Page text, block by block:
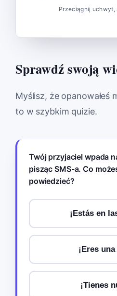
cosas.Przeciągnij uchwyt,
Sprawdź swoją
Myślisz, że opanowałeś
to w szybkim quizie.
Twój przyjaciel wpada
pisząc SMS-a. Co
powiedzieć?
¡Estás en
¡Eres
¡Tienes